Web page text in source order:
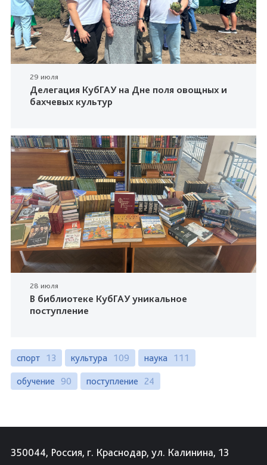
29 июля
Делегация КубГАУ на Дне поля овощных и
бахчевых культур
28 июля
В библиотеке КубГАУ уникальное
поступление
спорт 13 культура 109 наука 111
обучение 90 поступление 24
350044, Россия, г. Краснодар, ул. Калинина, 13